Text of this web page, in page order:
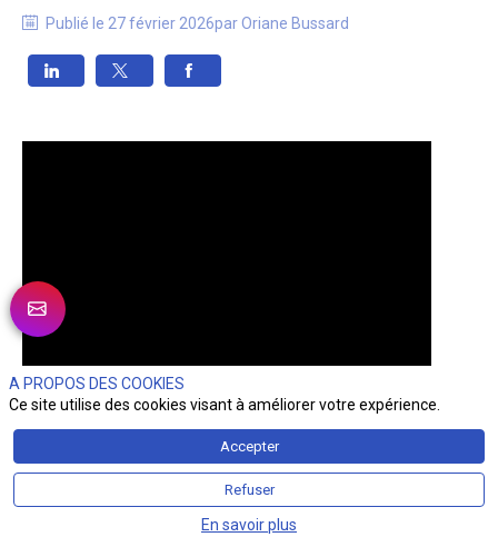
Publié le 27 février 2026parOriane Bussard
A PROPOS DES COOKIES
Ce site utilise des cookies visant à améliorer votre expérience.
Accepter
Refuser
En savoir plus